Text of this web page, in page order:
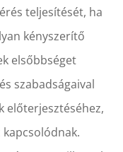
teljesítését, ha
kényszerítő
elsőbbséget
szabadságaival
előterjesztéséhez,